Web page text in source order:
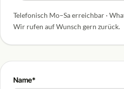
Telefonisch Mo–Sa erreichbar ·
Wir rufen auf Wunsch gern zurück.
Name*